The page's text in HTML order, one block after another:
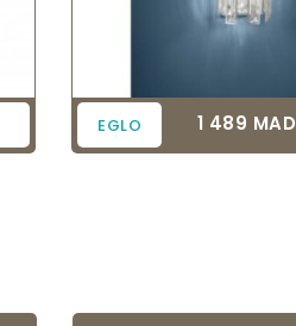
EGLO Prix
1 489 MAD